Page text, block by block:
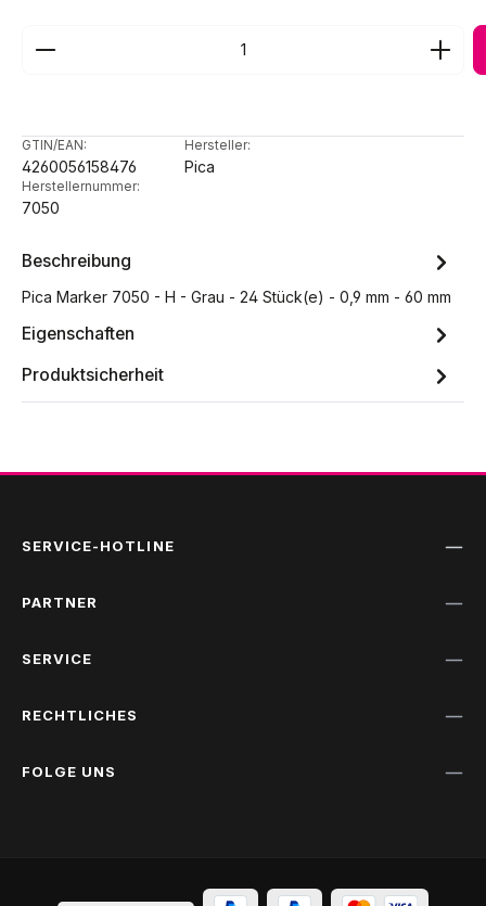
Produkt Anzahl: Gib den gewünschten Wert ein
GTIN/EAN:
4260056158476
Hersteller:
Pica
Herstellernummer:
7050
Beschreibung
Pica Marker 7050 - H - Grau - 24 Stück(e) - 0,9 mm - 60 mm
Eigenschaften
Produktsicherheit
SERVICE-HOTLINE
PARTNER
SERVICE
RECHTLICHES
FOLGE UNS